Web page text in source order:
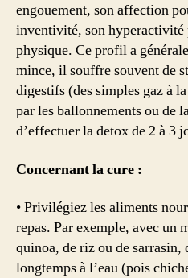
engouement, son affection
inventivité, son hyperactivité
physique. Ce profil a
mince, il souffre souvent de
digestifs (des simples gaz à
par les ballonnements ou de
d’effectuer la detox de 2 à 3
Concernant la cure :
• Privilégiez les aliments
repas. Par exemple, avec un
quinoa, de riz ou de sarrasin,
longtemps à l’eau (pois